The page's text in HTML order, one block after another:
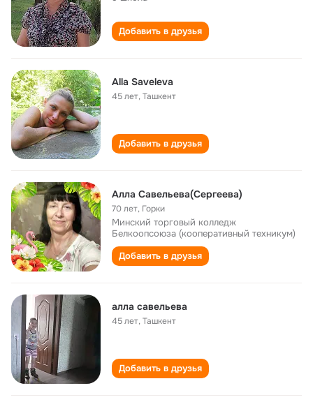
Добавить в друзья
Alla Saveleva
45 лет,Ташкент
Добавить в друзья
Алла Савельева(Сергеева)
70 лет, Горки
Минский торговый колледж
Белкоопсоюза (кооперативный техникум)
Добавить в друзья
алла савельева
45 лет,Ташкент
Добавить в друзья